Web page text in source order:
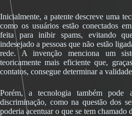
Inicialmente, a patente descreve uma
como os usuários estão conectados
feita para inibir spams, evitando
indesejado a pessoas que não estão
rede. A invenção menciona um
teoricamente mais eficiente que,
contatos, consegue determinar a
Porém, a tecnologia também
discriminação, como na questão dos
poderia acentuar o que se tem chamado